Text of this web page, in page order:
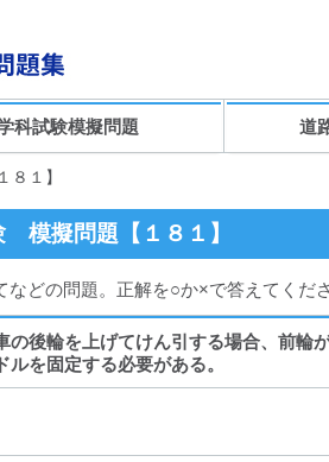
科試験模擬問題 道
８１】
模擬問題【１８１】
どの問題。正解を○か×で答えてくださ
の後輪を上げてけん引する場合、前輪
ルを固定する必要がある。